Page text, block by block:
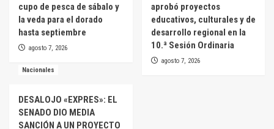
cupo de pesca de sábalo y
la veda para el dorado
hasta septiembre
agosto 7, 2026
aprobó proyectos
educativos, culturales y de
desarrollo regional en la
10.ª Sesión Ordinaria
agosto 7, 2026
Nacionales
DESALOJO «EXPRES»: EL
SENADO DIO MEDIA
SANCIÓN A UN PROYECTO